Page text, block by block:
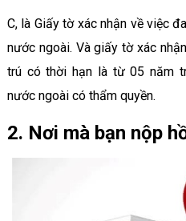
C, là Giấy tờ xác nhận về việc
nước ngoài. Và giấy tờ xác
trú có thời hạn là từ 05 năm
nước ngoài có thẩm quyền.
2. Nơi mà bạn nộp